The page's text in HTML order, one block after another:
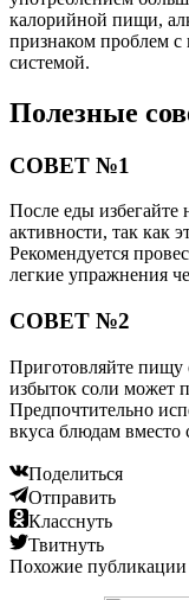
калорийной пищи,
признаком проблем с
системой.
Полезные
СОВЕТ №1
После еды избегайте
активности, так как
Рекомендуется
легкие упражнения
СОВЕТ №2
Приготовляйте пищу
избыток соли может
Предпочтительно
вкуса блюдам вместо
Поделиться
Отправить
Класснуть
Твитнуть
Похожие публикации